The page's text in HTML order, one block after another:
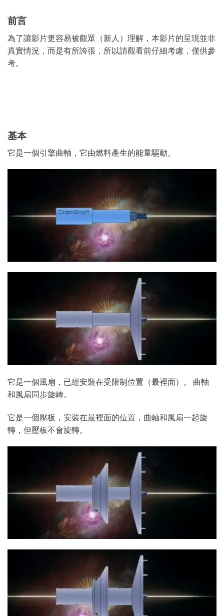
前言
為了讓影片更容易被觀眾（新人）理解，本影片的呈現並非
真實情況，而是有所誇張，所以請觀看前仔細考慮，僅供參
考。
基本
它是一個引擎曲軸，它由燃料產生的能量驅動。
它是一個風扇，已經安裝在受限制位置（最裡面）。 曲軸
和風扇同步旋轉。
它是一個壓板，安裝在最裡面的位置，曲軸和風扇一起旋
轉，但壓板不會旋轉。